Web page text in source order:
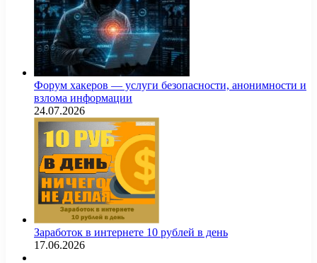
Форум хакеров — услуги безопасности, анонимности и
взлома информации
24.07.2026
Заработок в интернете 10 рублей в день
17.06.2026